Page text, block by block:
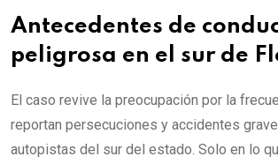
Antecedentes de
peligrosa en el sur de
El caso revive la preocupación por la
reportan persecuciones y accidentes
autopistas del sur del estado. Solo en lo